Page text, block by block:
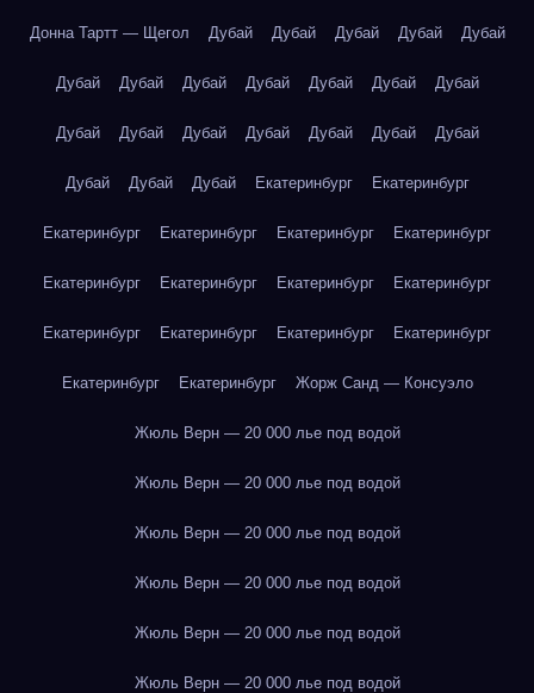
Донна Тартт — Щегол Дубай Дубай Дубай Дубай Дубай
Дубай Дубай Дубай Дубай Дубай Дубай Дубай
Дубай Дубай Дубай Дубай Дубай Дубай Дубай
Дубай Дубай Дубай Екатеринбург Екатеринбург
Екатеринбург Екатеринбург Екатеринбург Екатеринбург
Екатеринбург Екатеринбург Екатеринбург Екатеринбург
Екатеринбург Екатеринбург Екатеринбург Екатеринбург
Екатеринбург Екатеринбург Жорж Санд — Консуэло
Жюль Верн — 20 000 лье под водой
Жюль Верн — 20 000 лье под водой
Жюль Верн — 20 000 лье под водой
Жюль Верн — 20 000 лье под водой
Жюль Верн — 20 000 лье под водой
Жюль Верн — 20 000 лье под водой